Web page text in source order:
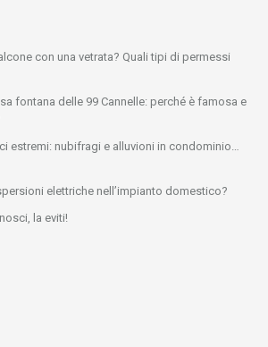
con una vetrata? Quali tipi di permessi
fontana delle 99 Cannelle: perché è famosa e
estremi: nubifragi e alluvioni in condominio…
elettriche nell’impianto domestico?
la eviti!